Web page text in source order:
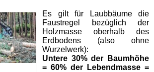
Es gilt für Laubbäume die
Faustregel bezüglich der
Holzmasse oberhalb des
Erdbodens (also ohne
Wurzelwerk):
Untere 30% der Baumhöhe
= 60% der Lebendmasse =